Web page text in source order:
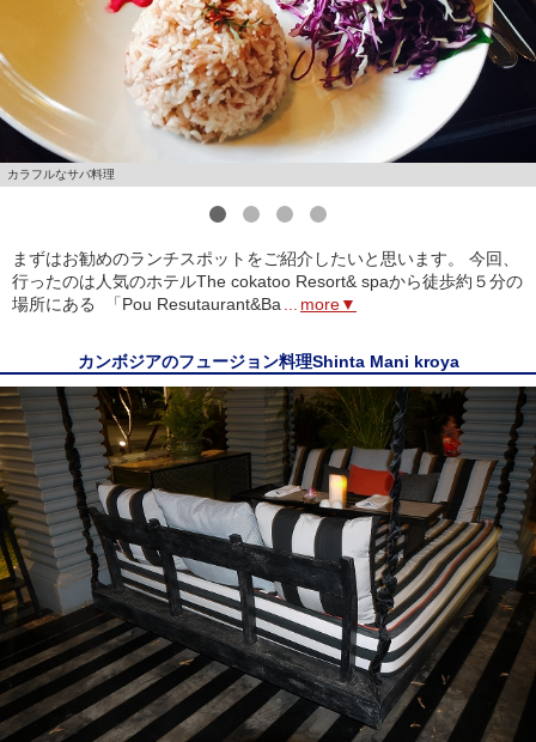
カラフルなサバ料理
まずはお勧めのランチスポットをご紹介したいと思います。 今回、
行ったのは人気のホテルThe cokatoo Resort& spaから徒歩約５分の
場所にある 「Pou Resutaurant&Ba
more▼
カンボジアのフュージョン料理Shinta Mani kroya